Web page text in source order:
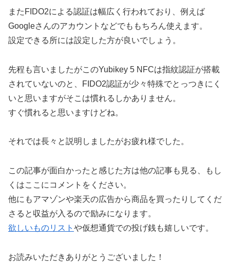
またFIDO2による認証は幅広く行われており、例えば
Googleさんのアカウントなどでももちろん使えます。
設定できる所には設定した方が良いでしょう。
先程も言いましたがこのYubikey 5 NFCは指紋認証が搭載
されていないのと、FIDO2認証が少々特殊でとっつきにく
いと思いますがそこは慣れるしかありません。
すぐ慣れると思いますけどね。
それでは長々と説明しましたがお疲れ様でした。
この記事が面白かったと感じた方は他の記事も見る、もし
くはここにコメントをください。
他にもアマゾンや楽天の広告から商品を買ったりしてくだ
さると収益が入るので励みになります。
欲しいものリスト や仮想通貨での投げ銭も嬉しいです。
お読みいただきありがとうございました！